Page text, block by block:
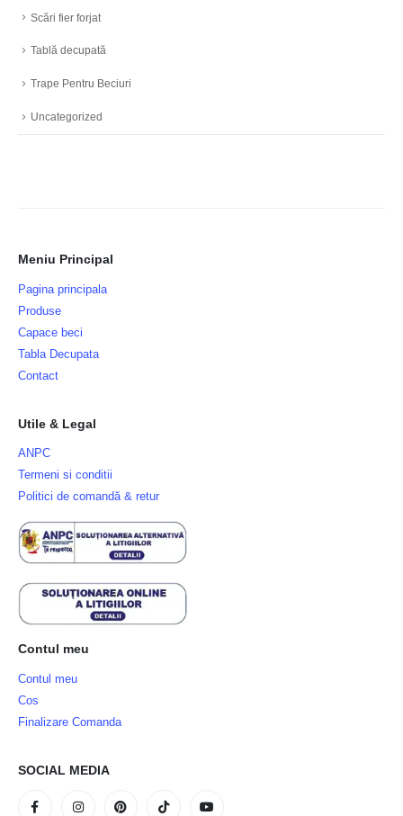
Scări fier forjat
Tablă decupată
Trape Pentru Beciuri
Uncategorized
Meniu Principal
Pagina principala
Produse
Capace beci
Tabla Decupata
Contact
Utile & Legal
ANPC
Termeni si conditii
Politici de comandă & retur
Contul meu
Contul meu
Cos
Finalizare Comanda
SOCIAL MEDIA